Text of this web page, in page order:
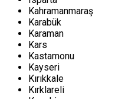
Kahramanmaraş
Karabük
Karaman
Kars
Kastamonu
Kayseri
Kırıkkale
Kırklareli